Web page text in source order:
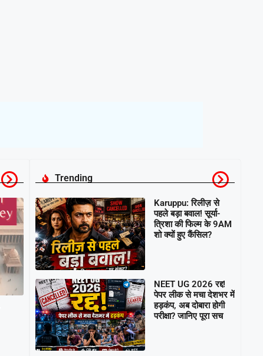
Trending
Karuppu: रिलीज़ से
पहले बड़ा बवाल! सूर्या-
त्रिशा की फिल्म के 9AM
शो क्यों हुए कैंसिल?
NEET UG 2026 रद्द!
पेपर लीक से मचा देशभर में
हड़कंप, अब दोबारा होगी
परीक्षा? जानिए पूरा सच